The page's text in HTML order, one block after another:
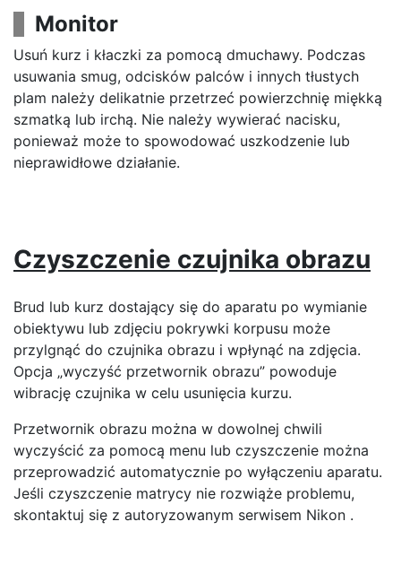
Monitor
Usuń kurz i kłaczki za pomocą dmuchawy. Podczas
usuwania smug, odcisków palców i innych tłustych
plam należy delikatnie przetrzeć powierzchnię miękką
szmatką lub irchą. Nie należy wywierać nacisku,
ponieważ może to spowodować uszkodzenie lub
nieprawidłowe działanie.
Czyszczenie czujnika obrazu
Brud lub kurz dostający się do aparatu po wymianie
obiektywu lub zdjęciu pokrywki korpusu może
przylgnąć do czujnika obrazu i wpłynąć na zdjęcia.
Opcja „wyczyść przetwornik obrazu” powoduje
wibrację czujnika w celu usunięcia kurzu.
Przetwornik obrazu można w dowolnej chwili
wyczyścić za pomocą menu lub czyszczenie można
przeprowadzić automatycznie po wyłączeniu aparatu.
Jeśli czyszczenie matrycy nie rozwiąże problemu,
skontaktuj się z autoryzowanym serwisem Nikon .